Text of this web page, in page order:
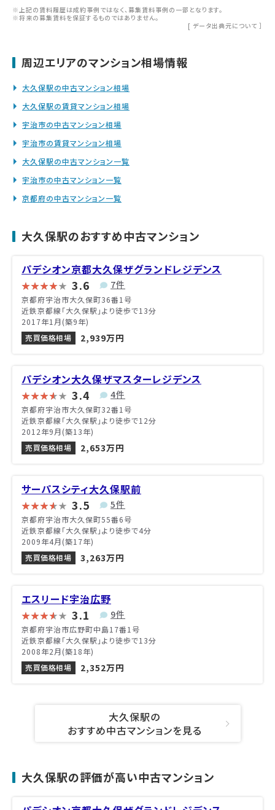
※上記の賃料履歴は成約事例ではなく、募集賃料事例の一部となります。
※将来の募集賃料を保証するものではありません。
[ データ出典元について ］
周辺エリアのマンション相場情報
大久保駅の中古マンション相場
大久保駅の賃貸マンション相場
宇治市の中古マンション相場
宇治市の賃貸マンション相場
大久保駅の中古マンション一覧
宇治市の中古マンション一覧
京都府の中古マンション一覧
大久保駅のおすすめ中古マンション
パデシオン京都大久保ザグランドレジデンス
3.6 7件
京都府宇治市大久保町36番1号
近鉄京都線「大久保駅」より徒歩で13分
2017年1月(築9年)
売買価格相場
2,939万円
パデシオン大久保ザマスターレジデンス
3.4 4件
京都府宇治市大久保町32番1号
近鉄京都線「大久保駅」より徒歩で12分
2012年9月(築13年)
売買価格相場
2,653万円
サーパスシティ大久保駅前
3.5 5件
京都府宇治市大久保町55番6号
近鉄京都線「大久保駅」より徒歩で4分
2009年4月(築17年)
売買価格相場
3,263万円
エスリード宇治広野
3.1 9件
京都府宇治市広野町中島17番1号
近鉄京都線「大久保駅」より徒歩で13分
2008年2月(築18年)
売買価格相場
2,352万円
大久保駅の
おすすめ中古マンションを見る
大久保駅の評価が高い中古マンション